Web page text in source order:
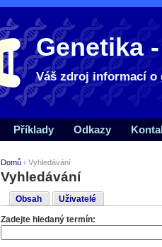
Genetika
Váš zdroj informací o
Domů › Vyhledávání
Vyhledávání
Obsah Uživatelé
Zadejte hledaný termín:
Příklady Odkazy